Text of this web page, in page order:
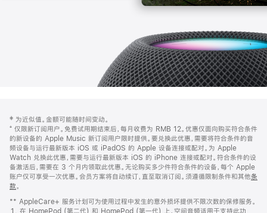
页
页
脚
注
‡ 为近似值。金额可能随时间变动。
⁺ 仅限新订阅用户。免费试用期结束后，每月收费为 RMB 12。优惠仅面向购买符合条件
的新设备的 Apple Music 新订阅用户限时提供。要兑换此优惠，需要将符合条件的音
频设备与运行最新版本 iOS 或 iPadOS 的 Apple 设备连接或配对。为 Apple
Watch 兑换此优惠，需要与运行最新版本 iOS 的 iPhone 连接或配对。符合条件的设
备激活后，需要在 3 个月内领取此优惠。无论购买多少件符合条件的设备，每个 Apple
账户仅可享受一次优惠。会员方案将自动续订，直至取消订阅。须遵循限制条件和其他条
款。
窗
** AppleCare+ 服务计划可为使用过程中发生的意外损坏提供不限次数的保修服务。
在 HomePod (第二代) 和 HomePod (第一代) 上，空间音频适用于支持此功